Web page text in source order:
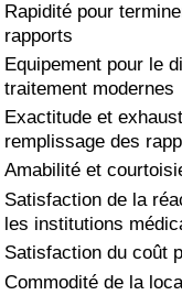
Rapidité pour
rapports
Equipement pour le
traitement modernes
Exactitude et
remplissage des
Amabilité et
Satisfaction de la
les institutions
Satisfaction du coût
Commodité de la
Indice de
Soins de santé
Indice des soins
Indice des soins
Indice des soins